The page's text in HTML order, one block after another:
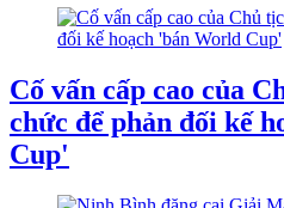
Cố vấn cấp cao của
chức để phản đối kế
Cup'